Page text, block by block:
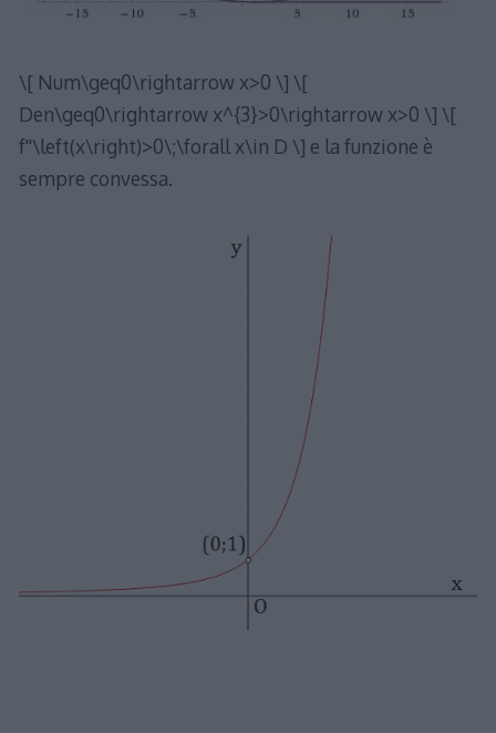
\[ Num\geq0\rightarrow x>0 \] \[
Den\geq0\rightarrow x^{3}>0\rightarrow x>0 \] \[
f''\left(x\right)>0\;\forall x\in D \] e la funzione è
sempre convessa.